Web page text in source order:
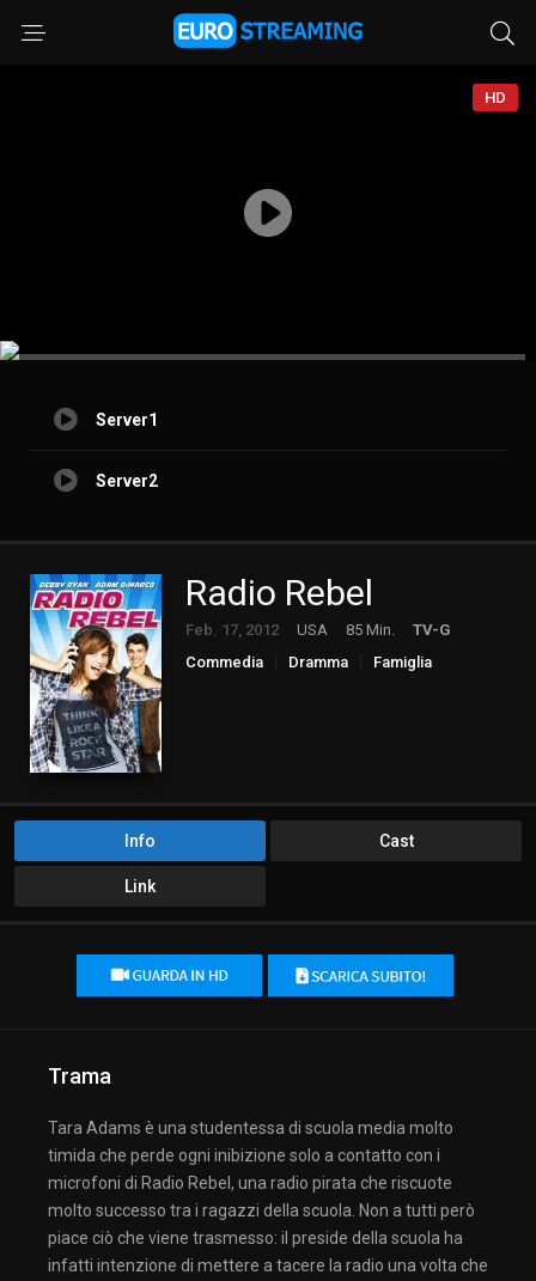
HD
Server1
Server2
Radio Rebel
Feb. 17, 2012 USA 85 Min.
TV-G
Commedia
Dramma
Famiglia
Info Cast
Link
Trama
Tara Adams è una studentessa di scuola media molto
timida che perde ogni inibizione solo a contatto con i
microfoni di Radio Rebel, una radio pirata che riscuote
molto successo tra i ragazzi della scuola. Non a tutti però
piace ciò che viene trasmesso: il preside della scuola ha
infatti intenzione di mettere a tacere la radio una volta che